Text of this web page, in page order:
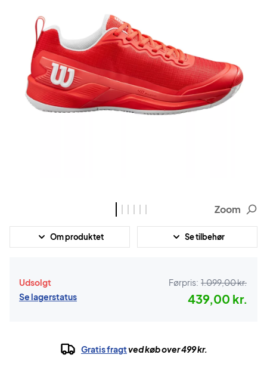
Zoom
Om produktet Se tilbehør
Udsolgt
Se lagerstatus
Førpris: 1.099,00 kr.
439,00 kr.
Gratis fragtved køb over 499 kr.